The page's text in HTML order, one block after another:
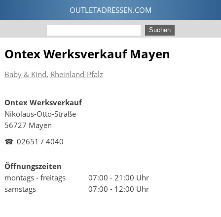
Ontex Werksverkauf Mayen
Baby & Kind, Rheinland-Pfalz
Ontex Werksverkauf
Nikolaus-Otto-Straße
56727 Mayen
☎ 02651 / 4040
Öffnungszeiten
montags - freitags
07:00 - 21:00 Uhr
samstags
07:00 - 12:00 Uhr